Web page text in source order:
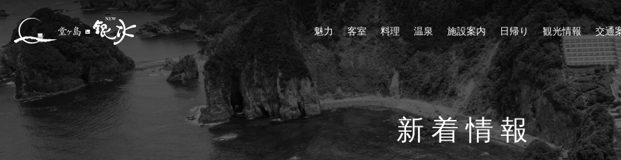
魅力 客室 料理 温泉 施設案内 日帰り 観光情報 交通
新着情報